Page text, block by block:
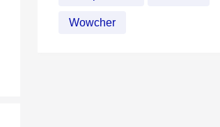
Wowcher